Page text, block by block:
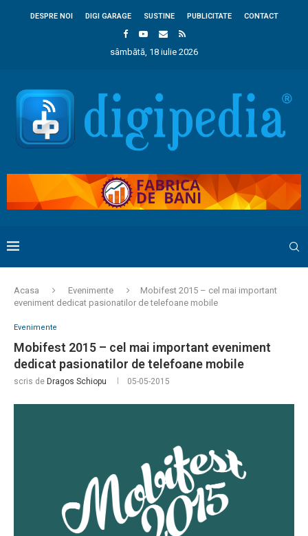
DESPRE NOI DIGI GARAGE SUSTINE PUBLICITATE CONTACT
sâmbătă, 18 iulie 2026
Acasa Evenimente
Mobifest 2015 – cel mai important
eveniment dedicat pasionatilor de telefoane mobile
Evenimente
Mobifest 2015 – cel mai important eveniment
dedicat pasionatilor de telefoane mobile
scris de Dragos Schiopu 05-05-2015